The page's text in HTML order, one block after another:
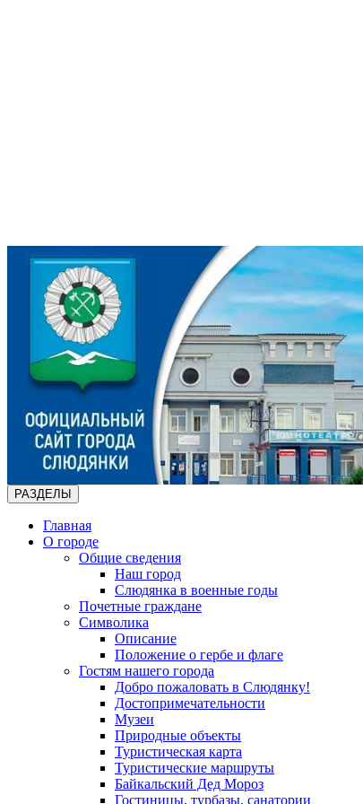
РАЗДЕЛЫ
Главная
О городе
Общие сведения
Наш город
Слюдянка в военные годы
Почетные граждане
Символика
Описание
Положение о гербе и флаге
Гостям нашего города
Добро пожаловать в Слюдянку!
Достопримечательности
Музеи
Природные объекты
Туристическая карта
Туристические маршруты
Байкальский Дед Мороз
Гостиницы, турбазы, санатории